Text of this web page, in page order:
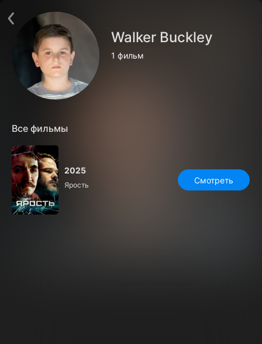
Walker Buckley
1 фильм
Все фильмы
2025
Ярость Смотреть
О сервисе
Пользовательское соглашение
Политика конфиденциальности
Для партнёров
Открыть приложение
Установить на ТВ
Бесплатные каналы